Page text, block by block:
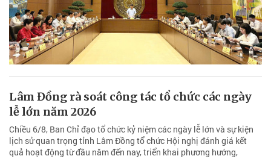
Lâm Đồng rà soát công tác tổ chức các ngày
lễ lớn năm 2026
Chiều 6/8, Ban Chỉ đạo tổ chức kỷ niệm các ngày lễ lớn và sự kiện
lịch sử quan trọng tỉnh Lâm Đồng tổ chức Hội nghị đánh giá kết
quả hoạt động từ đầu năm đến nay, triển khai phương hướng,